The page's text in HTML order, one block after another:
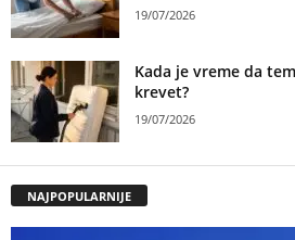
19/07/2026
Kada je vreme da
krevet?
19/07/2026
NAJPOPULARNIJE